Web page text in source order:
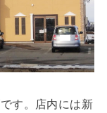
です。店内には新